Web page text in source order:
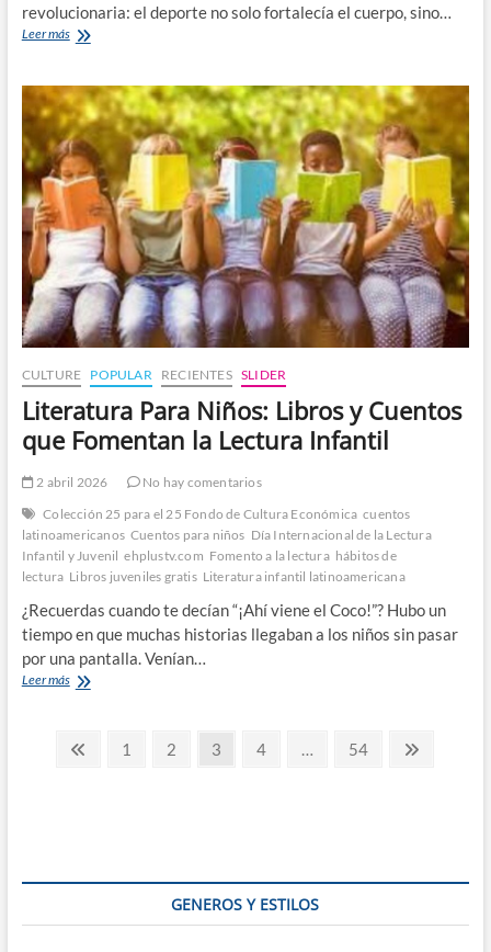
revolucionaria: el deporte no solo fortalecía el cuerpo, sino…
Leer másDía
Deporte
para
el
Desarrollo
y
la
CULTURE POPULAR RECIENTES SLIDER
Literatura Para Niños: Libros y Cuentos
que Fomentan la Lectura Infantil
2 abril 2026
No hay comentarios
Colección 25 para el 25 Fondo de Cultura Económica cuentos
latinoamericanos Cuentos para niños Día Internacional de la Lectura
Infantil y Juvenil ehplustv.com Fomento a la lectura hábitos de
lectura Libros juveniles gratis Literatura infantil latinoamericana
¿Recuerdas cuando te decían “¡Ahí viene el Coco!”? Hubo un
tiempo en que muchas historias llegaban a los niños sin pasar
por una pantalla. Venían…
Leer másLiteratura
y
Paginación
PáginaPágina
1 Página
2 Página
3 Página
4 … Página
54
GENEROS Y ESTILOS